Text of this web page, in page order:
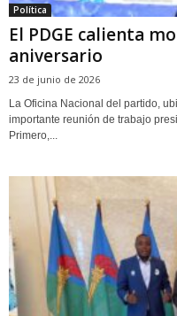
Política
El PDGE calienta
aniversario
23 de junio de 2026
La Oficina Nacional del partido,
importante reunión de trabajo
Primero,...